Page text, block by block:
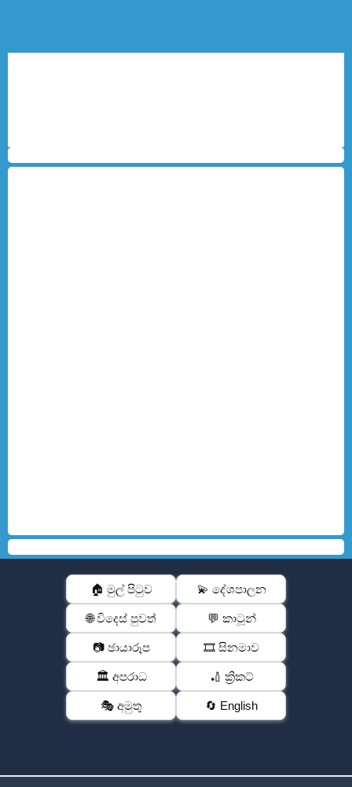
🏠 මුල් පිටුව 💫 දේශපාලන
🌐 විදෙස් පුවත් 💬 කාටූන්
📷 ඡායාරූප 🎞️ සිනමාව
🏛️ අපරාධ 🏏 ක්‍රිකට්
🎭 අමුතු 🔄 English